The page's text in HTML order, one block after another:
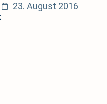
23. August 2016